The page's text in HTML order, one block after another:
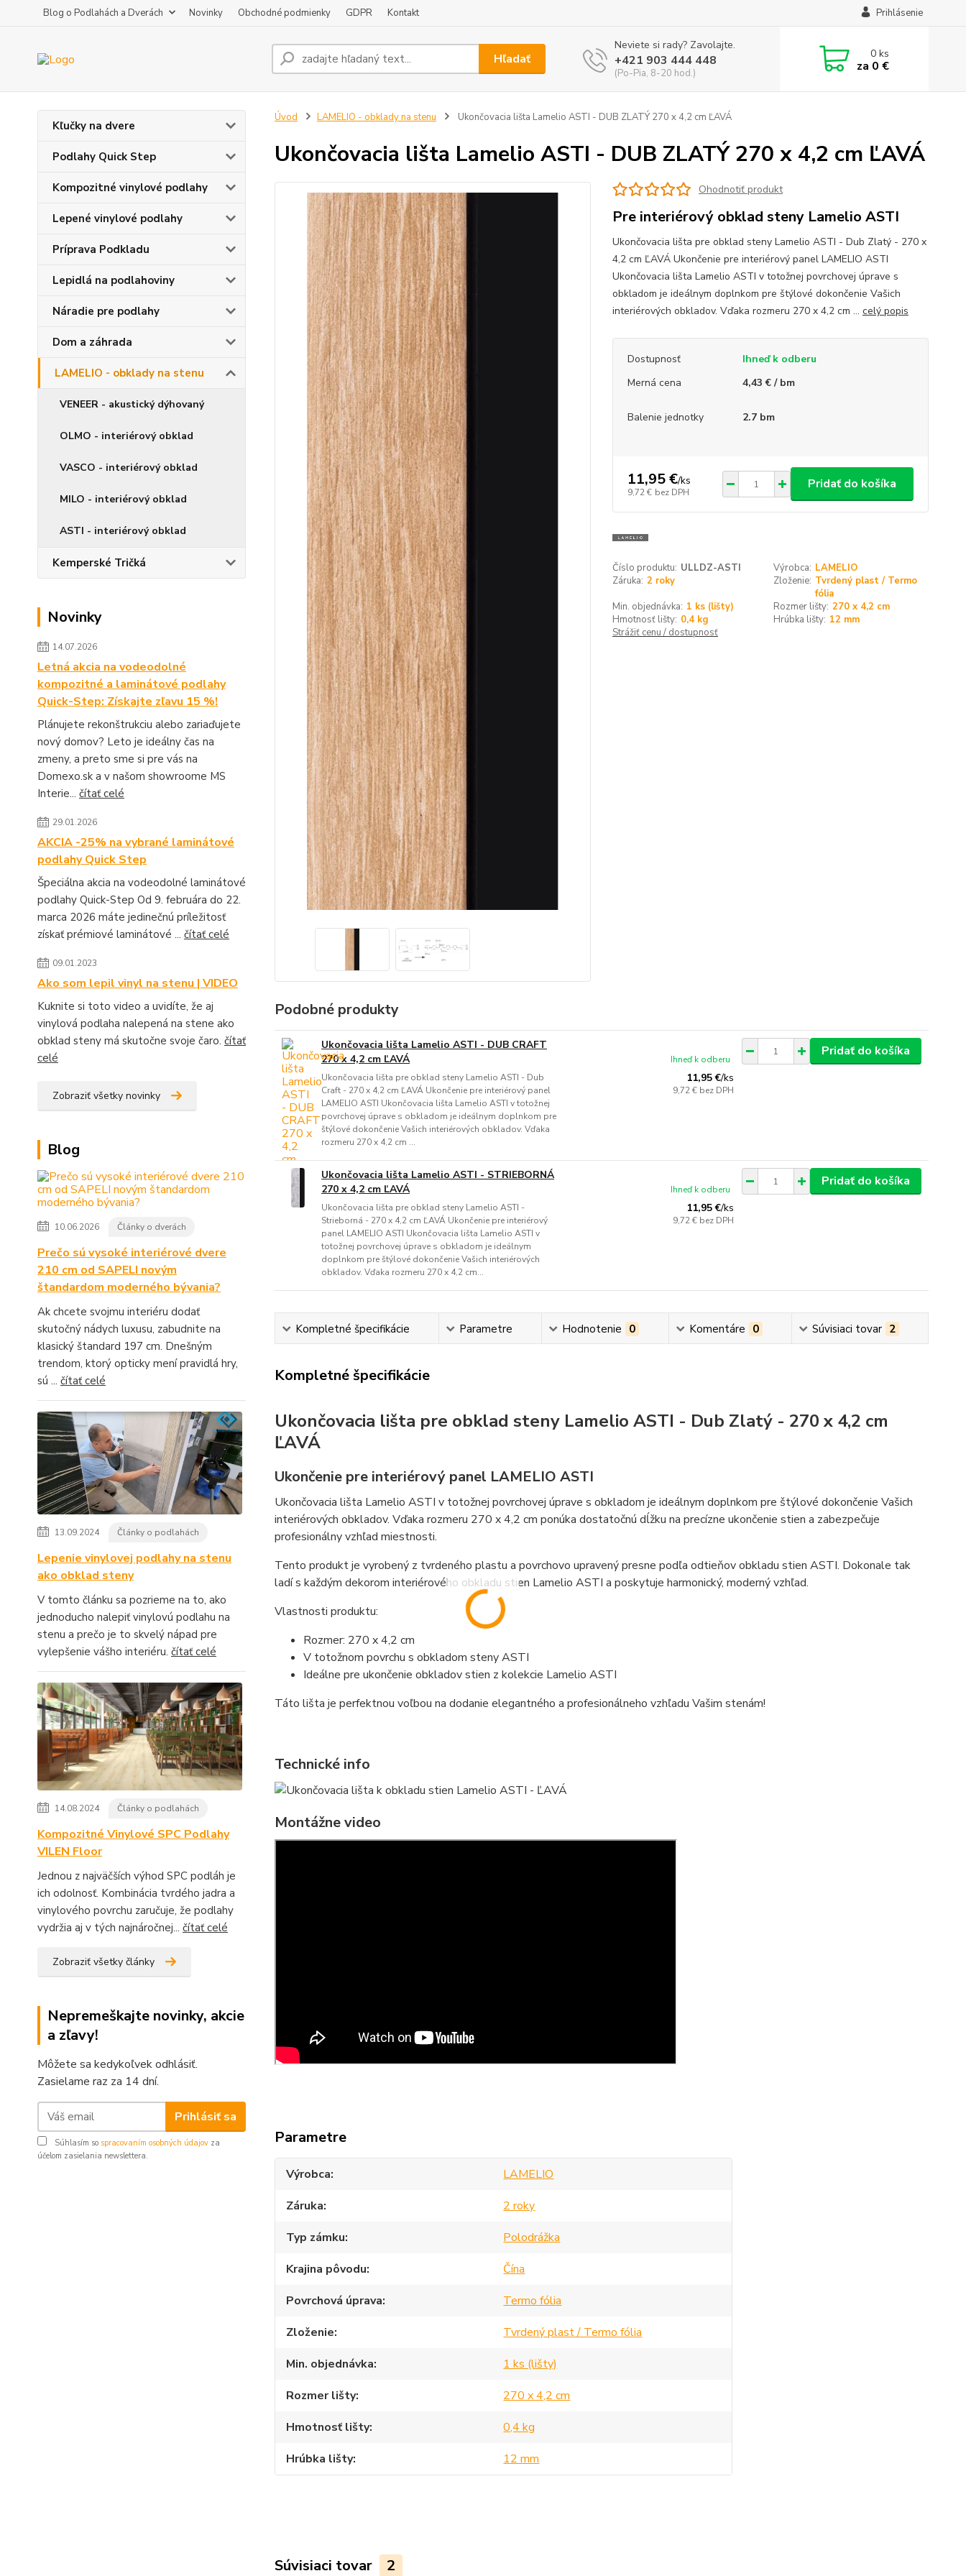
Blog o Podlahách a Dverách Novinky Obchodné podmienky GDPR Kontakt Prihlásenie
Hľadať
Neviete si rady? Zavolajte.
+421 903 444 448
(Po-Pia, 8-20 hod.)
0ks
za 0 €
Kľučky na dvere
Podlahy Quick Step
Kompozitné vinylové podlahy
Lepené vinylové podlahy
Príprava Podkladu
Lepidlá na podlahoviny
Náradie pre podlahy
Dom a záhrada
LAMELIO - obklady na stenu
VENEER - akustický dýhovaný
OLMO - interiérový obklad
VASCO - interiérový obklad
MILO - interiérový obklad
ASTI - interiérový obklad
Kemperské Tričká
Novinky
14.07.2026
Letná akcia na vodeodolné
kompozitné a laminátové podlahy
Quick-Step: Získajte zľavu 15 %!
Plánujete rekonštrukciu alebo zariaďujete
nový domov? Leto je ideálny čas na
zmeny, a preto sme si pre vás na
Domexo.sk a v našom showroome MS
Interie... čítať celé
29.01.2026
AKCIA -25% na vybrané laminátové
podlahy Quick Step
Špeciálna akcia na vodeodolné laminátové
podlahy Quick-Step Od 9. februára do 22.
marca 2026 máte jedinečnú príležitosť
získať prémiové laminátové ... čítať celé
09.01.2023
Ako som lepil vinyl na stenu | VIDEO
Kuknite si toto video a uvidíte, že aj
vinylová podlaha nalepená na stene ako
obklad steny má skutočne svoje čaro. čítať
celé
Zobraziť všetky novinky
Blog
10.06.2026 Články o dverách
Prečo sú vysoké interiérové dvere
210 cm od SAPELI novým
štandardom moderného bývania?
Ak chcete svojmu interiéru dodať
skutočný nádych luxusu, zabudnite na
klasický štandard 197 cm. Dnešným
trendom, ktorý opticky mení pravidlá hry,
sú ... čítať celé
13.09.2024 Články o podlahách
Lepenie vinylovej podlahy na stenu
ako obklad steny
V tomto článku sa pozrieme na to, ako
jednoducho nalepiť vinylovú podlahu na
stenu a prečo je to skvelý nápad pre
vylepšenie vášho interiéru. čítať celé
14.08.2024 Články o podlahách
Kompozitné Vinylové SPC Podlahy
VILEN Floor
Jednou z najväčších výhod SPC podláh je
ich odolnosť. Kombinácia tvrdého jadra a
vinylového povrchu zaručuje, že podlahy
vydržia aj v tých najnáročnej... čítať celé
Zobraziť všetky články
Nepremeškajte novinky, akcie
a zľavy!
Môžete sa kedykoľvek odhlásiť.
Zasielame raz za 14 dní.
Prihlásiť sa
Súhlasím so spracovaním osobných údajov za
účelom zasielania newslettera.
Úvod LAMELIO - obklady na stenu Ukončovacia lišta Lamelio ASTI - DUB ZLATÝ 270 x 4,2 cm ĽAVÁ
Ukončovacia lišta Lamelio ASTI - DUB ZLATÝ 270 x 4,2 cm ĽAVÁ
Ohodnotiť produkt
Pre interiérový obklad steny Lamelio ASTI
Ukončovacia lišta pre obklad steny Lamelio ASTI - Dub Zlatý - 270 x
4,2 cm ĽAVÁ Ukončenie pre interiérový panel LAMELIO ASTI
Ukončovacia lišta Lamelio ASTI v totožnej povrchovej úprave s
obkladom je ideálnym doplnkom pre štýlové dokončenie Vašich
interiérových obkladov. Vďaka rozmeru 270 x 4,2 cm ... celý popis
Dostupnosť
Ihneď k odberu
Merná cena
4,43 € / bm
Balenie jednotky 2.7 bm
11,95 €/ks
9,72 € bez DPH
Pridať do košíka
Číslo produktu: ULLDZ-ASTI Výrobca: LAMELIO
Záruka: 2 roky Zloženie: Tvrdený plast / Termo
fólia
Min. objednávka: 1 ks (lišty) Rozmer lišty: 270 x 4,2 cm
Hmotnosť lišty: 0,4 kg Hrúbka lišty: 12 mm
Strážiť cenu / dostupnosť
Podobné produkty
Ukončovacia lišta Lamelio ASTI - DUB CRAFT
270 x 4,2 cm ĽAVÁ
Ukončovacia lišta pre obklad steny Lamelio ASTI - Dub
Craft - 270 x 4,2 cm ĽAVÁ Ukončenie pre interiérový panel
LAMELIO ASTI Ukončovacia lišta Lamelio ASTI v totožnej
povrchovej úprave s obkladom je ideálnym doplnkom pre
štýlové dokončenie Vašich interiérových obkladov. Vďaka
rozmeru 270 x 4,2 cm ...
11,95 €/ks
9,72 € bez DPH
Ihneď k odberu
Pridať do košíka
Ukončovacia lišta Lamelio ASTI - STRIEBORNÁ
270 x 4,2 cm ĽAVÁ
Ukončovacia lišta pre obklad steny Lamelio ASTI -
Strieborná - 270 x 4,2 cm ĽAVÁ Ukončenie pre interiérový
panel LAMELIO ASTI Ukončovacia lišta Lamelio ASTI v
totožnej povrchovej úprave s obkladom je ideálnym
doplnkom pre štýlové dokončenie Vašich interiérových
obkladov. Vďaka rozmeru 270 x 4,2 cm...
11,95 €/ks
9,72 € bez DPH
Ihneď k odberu
Pridať do košíka
Kompletné špecifikácie Parametre Hodnotenie 0 Komentáre 0 Súvisiaci tovar 2
Kompletné špecifikácie
Ukončovacia lišta pre obklad steny Lamelio ASTI - Dub Zlatý - 270 x 4,2 cm
ĽAVÁ
Ukončenie pre interiérový panel LAMELIO ASTI
Ukončovacia lišta Lamelio ASTI v totožnej povrchovej úprave s obkladom je ideálnym doplnkom pre štýlové dokončenie Vašich
interiérových obkladov. Vďaka rozmeru 270 x 4,2 cm ponúka dostatočnú dĺžku na precízne ukončenie stien a zabezpečuje
profesionálny vzhľad miestnosti.
Tento produkt je vyrobený z tvrdeného plastu a povrchovo upravený presne podľa odtieňov obkladu stien ASTI. Dokonale tak
ladí s každým dekorom interiérového obkladu stien Lamelio ASTI a poskytuje harmonický, moderný vzhľad.
Vlastnosti produktu:
Rozmer: 270 x 4,2 cm
V totožnom povrchu s obkladom steny ASTI
Ideálne pre ukončenie obkladov stien z kolekcie Lamelio ASTI
Táto lišta je perfektnou voľbou na dodanie elegantného a profesionálneho vzhľadu Vašim stenám!
Technické info
Montážne video
Parametre
Výrobca
LAMELIO
Záruka
2 roky
Typ zámku
Polodrážka
Krajina pôvodu
Čína
Povrchová úprava
Termo fólia
Zloženie
Tvrdený plast / Termo fólia
Min. objednávka
1 ks (lišty)
Rozmer lišty
270 x 4,2 cm
Hmotnosť lišty
0,4 kg
Hrúbka lišty
12 mm
Súvisiaci tovar 2